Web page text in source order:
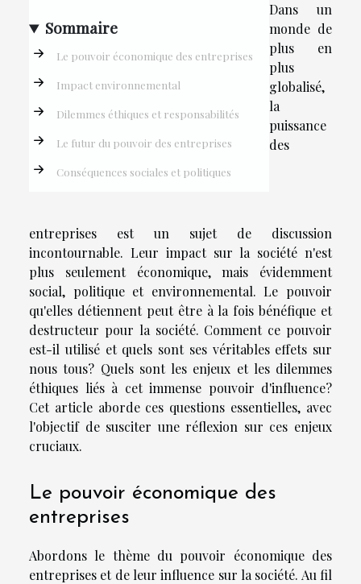
Sommaire
Le pouvoir économique des entreprises
Impact environnemental
Dilemmes éthiques et responsabilités
Le futur du pouvoir des entreprises
Conséquences sociales et politiques
Dans un
monde de
plus en
plus
globalisé,
la
puissance
des
entreprises est un sujet de discussion
incontournable. Leur impact sur la société n'est
plus seulement économique, mais évidemment
social, politique et environnemental. Le pouvoir
qu'elles détiennent peut être à la fois bénéfique et
destructeur pour la société. Comment ce pouvoir
est-il utilisé et quels sont ses véritables effets sur
nous tous? Quels sont les enjeux et les dilemmes
éthiques liés à cet immense pouvoir d'influence?
Cet article aborde ces questions essentielles, avec
l'objectif de susciter une réflexion sur ces enjeux
cruciaux.
Le pouvoir économique des
entreprises
Abordons le thème du pouvoir économique des
entreprises et de leur influence sur la société. Au fil